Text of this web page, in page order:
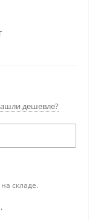
дешевле?
складе.